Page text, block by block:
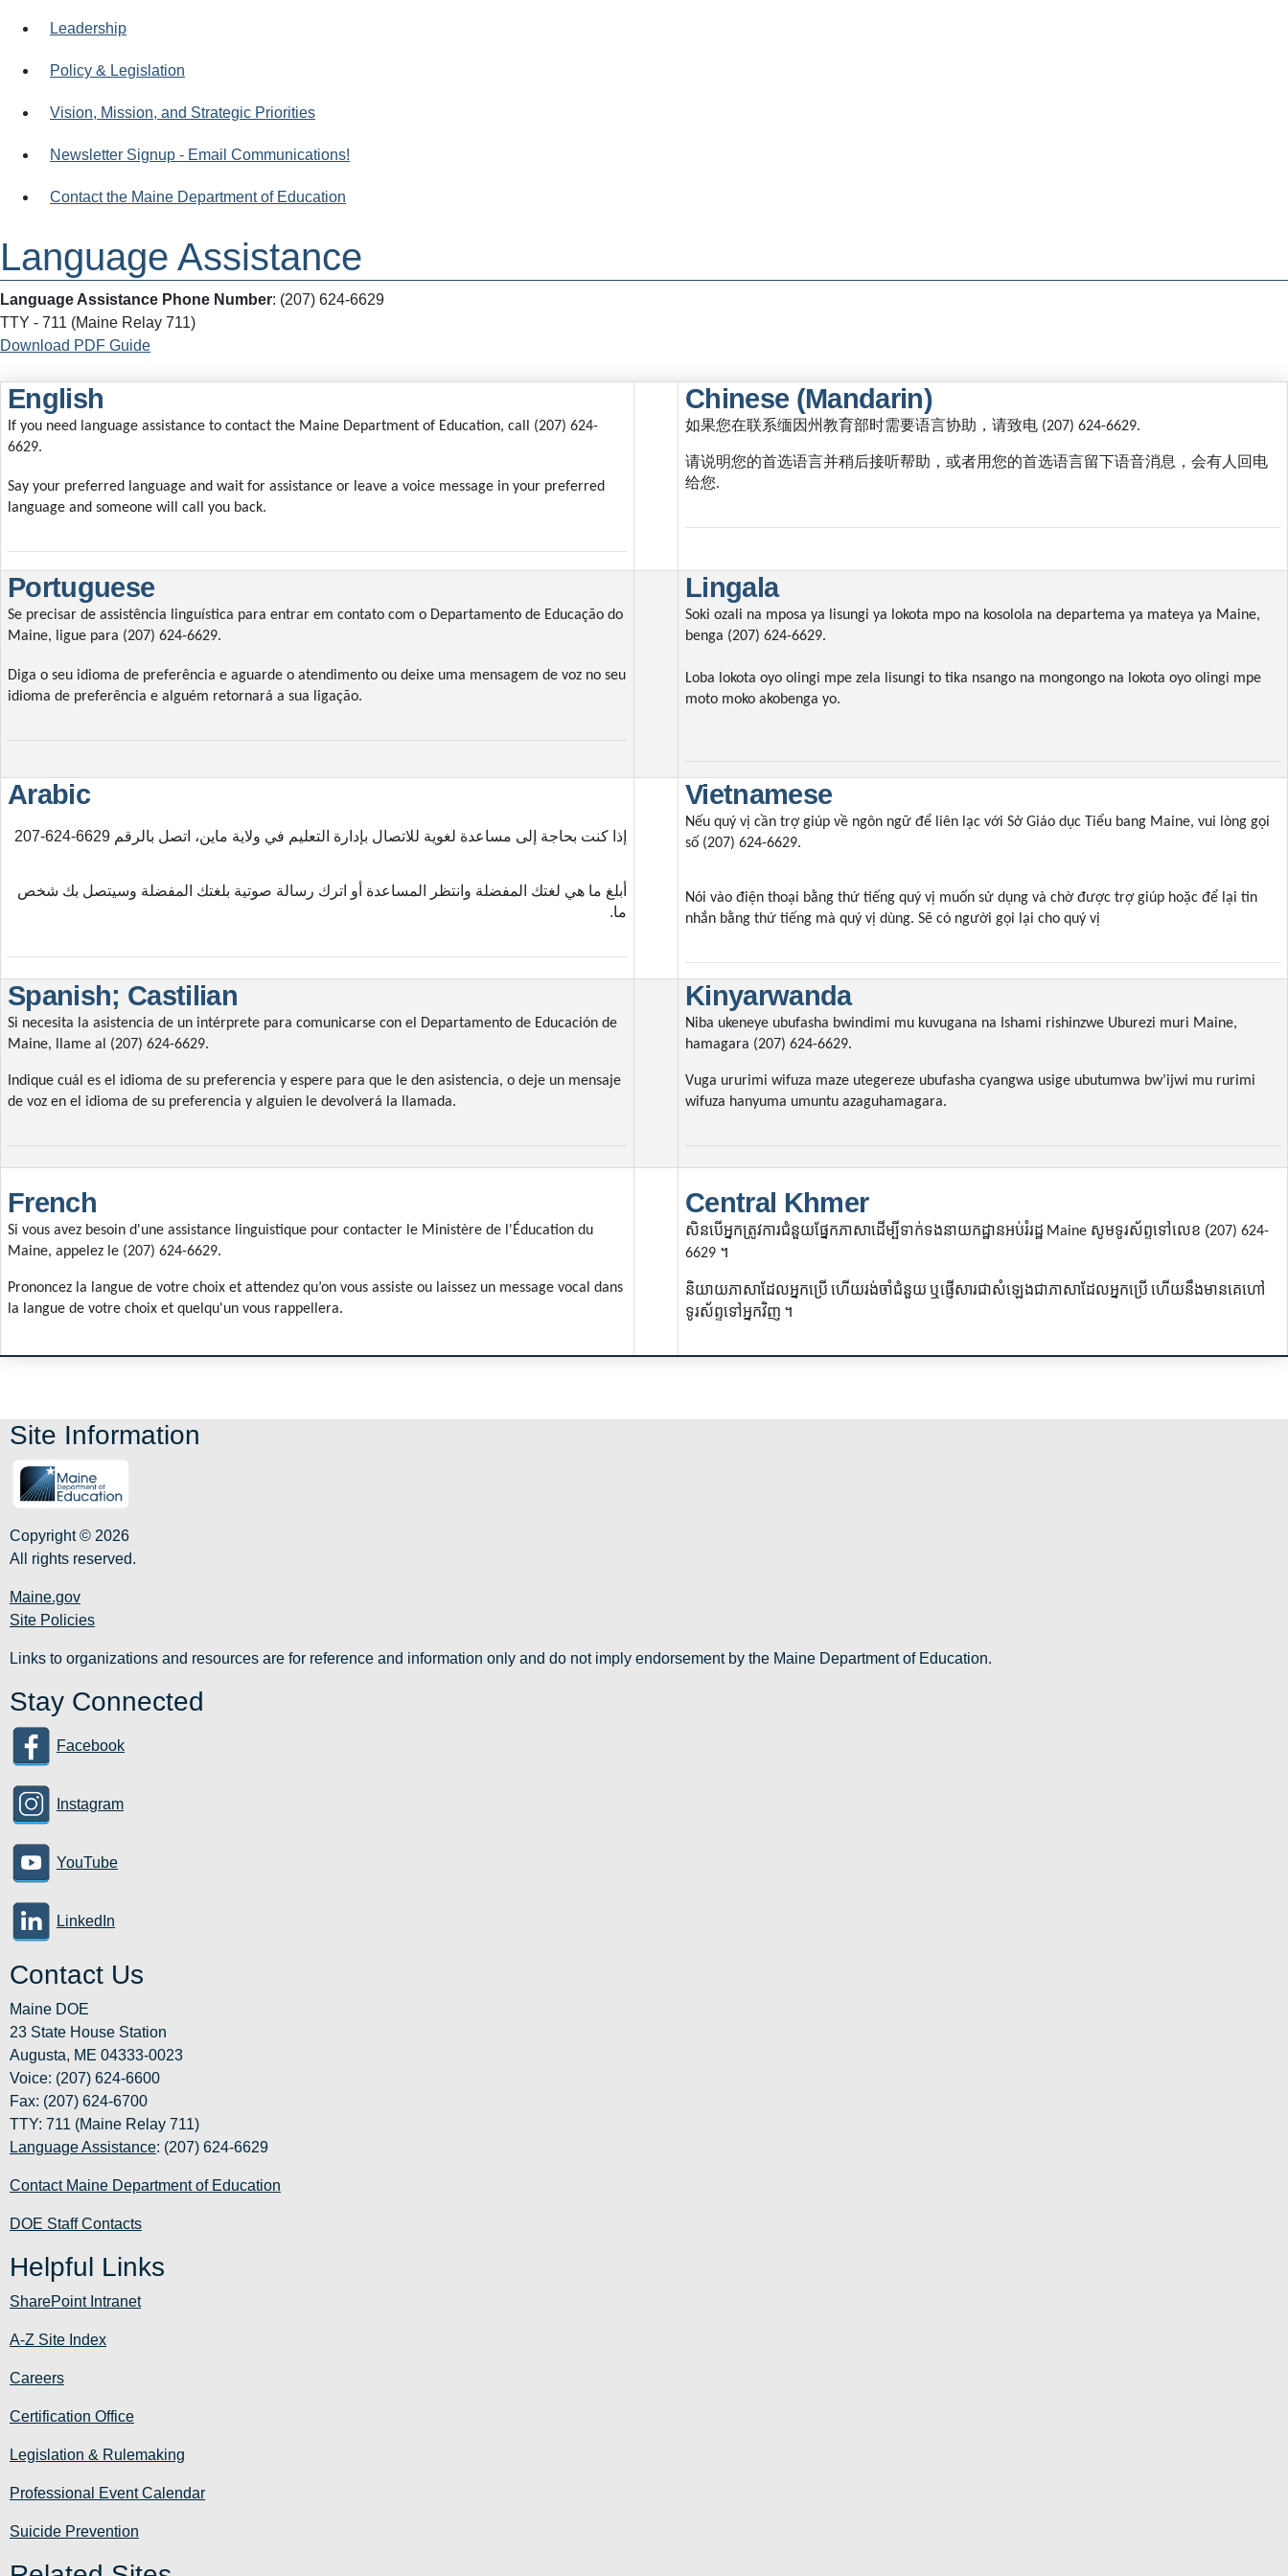
Leadership
Policy & Legislation
Vision, Mission, and Strategic Priorities
Newsletter Signup - Email Communications!
Contact the Maine Department of Education
Language Assistance
Language Assistance Phone Number: (207) 624-6629
TTY - 711 (Maine Relay 711)
Download PDF Guide
English
If you need language assistance to contact the Maine Department of Education, call (207) 624-
6629.
Say your preferred language and wait for assistance or leave a voice message in your preferred
language and someone will call you back.
Chinese (Mandarin)
如果您在联系缅因州教育部时需要语言协助，请致电 (207) 624-6629.
请说明您的首选语言并稍后接听帮助，或者用您的首选语言留下语音消息，会有人回电
给您.
Portuguese
Se precisar de assistência linguística para entrar em contato com o Departamento de Educação do
Maine, ligue para (207) 624-6629.
Diga o seu idioma de preferência e aguarde o atendimento ou deixe uma mensagem de voz no seu
idioma de preferência e alguém retornará a sua ligação.
Lingala
Soki ozali na mposa ya lisungi ya lokota mpo na kosolola na departema ya mateya ya Maine,
benga (207) 624-6629.
Loba lokota oyo olingi mpe zela lisungi to tika nsango na mongongo na lokota oyo olingi mpe
moto moko akobenga yo.
Arabic
إذا كنت بحاجة إلى مساعدة لغوية للاتصال بإدارة التعليم في ولاية ماين، اتصل بالرقم 6629-624-207
أبلغ ما هي لغتك المفضلة وانتظر المساعدة أو اترك رسالة صوتية بلغتك المفضلة وسيتصل بك شخص
ما.
Vietnamese
Nếu quý vị cần trợ giúp về ngôn ngữ để liên lạc với Sở Giáo dục Tiểu bang Maine, vui lòng gọi
số (207) 624-6629.
Nói vào điện thoại bằng thứ tiếng quý vị muốn sử dụng và chờ được trợ giúp hoặc để lại tin
nhắn bằng thứ tiếng mà quý vị dùng. Sẽ có người gọi lại cho quý vị
Spanish; Castilian
Si necesita la asistencia de un intérprete para comunicarse con el Departamento de Educación de
Maine, llame al (207) 624-6629.
Indique cuál es el idioma de su preferencia y espere para que le den asistencia, o deje un mensaje
de voz en el idioma de su preferencia y alguien le devolverá la llamada.
Kinyarwanda
Niba ukeneye ubufasha bwindimi mu kuvugana na Ishami rishinzwe Uburezi muri Maine,
hamagara (207) 624-6629.
Vuga ururimi wifuza maze utegereze ubufasha cyangwa usige ubutumwa bw’ijwi mu rurimi
wifuza hanyuma umuntu azaguhamagara.
French
Si vous avez besoin d'une assistance linguistique pour contacter le Ministère de l'Éducation du
Maine, appelez le (207) 624-6629.
Prononcez la langue de votre choix et attendez qu’on vous assiste ou laissez un message vocal dans
la langue de votre choix et quelqu'un vous rappellera.
Central Khmer
សិនបើអ្នកត្រូវការជំនួយផ្នែកភាសាដើម្បីទាក់ទងនាយកដ្ឋានអប់រំរដ្ឋ Maine សូមទូរស័ព្ទទៅលេខ (207) 624-
6629 ។
និយាយភាសាដែលអ្នកប្រើ ហើយរង់ចាំជំនួយ ឬផ្ញើសារជាសំឡេងជាភាសាដែលអ្នកប្រើ ហើយនឹងមានគេហៅ
ទូរស័ព្ទទៅអ្នកវិញ ។
Site Information
Copyright © 2026
All rights reserved.
Maine.gov
Site Policies
Links to organizations and resources are for reference and information only and do not imply endorsement by the Maine Department of Education.
Stay Connected
Facebook
Instagram
YouTube
LinkedIn
Contact Us
Maine DOE
23 State House Station
Augusta, ME 04333-0023
Voice: (207) 624-6600
Fax: (207) 624-6700
TTY: 711 (Maine Relay 711)
Language Assistance: (207) 624-6629
Contact Maine Department of Education
DOE Staff Contacts
Helpful Links
SharePoint Intranet
A-Z Site Index
Careers
Certification Office
Legislation & Rulemaking
Professional Event Calendar
Suicide Prevention